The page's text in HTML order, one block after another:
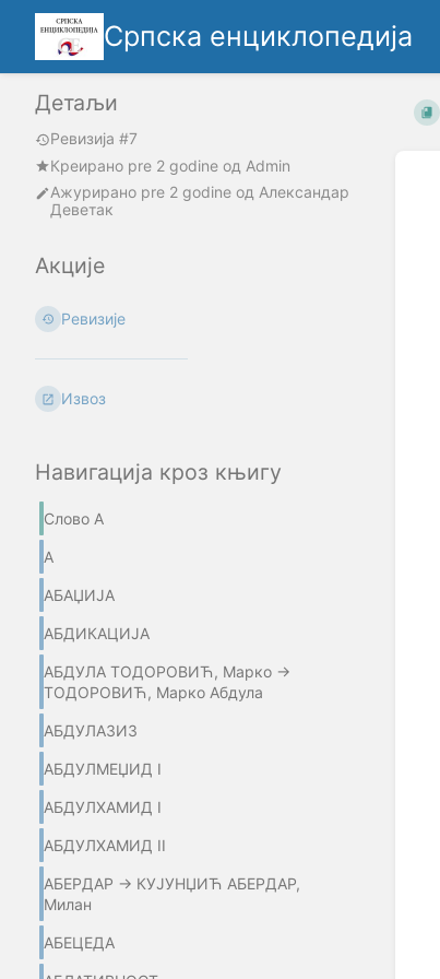
Српска енциклопедија
Детаљи
Ревизија #7
Креирано pre 2 godine oд Admin
Ажурирано pre 2 godine од Александар
Деветак
Акције
Ревизије
Извоз
Навигација кроз књигу
Слово А
А
АБАЏИЈA
АБДИКАЦИЈА
АБДУЛА ТОДОРОВИЋ, Марко →
ТОДОРОВИЋ, Марко Абдула
АБДУЛАЗИЗ
АБДУЛМЕЏИД I
АБДУЛХАМИД I
АБДУЛХАМИД II
АБЕРДАР → КУЈУНЏИЋ АБЕРДАР,
Милан
АБЕЦЕДА